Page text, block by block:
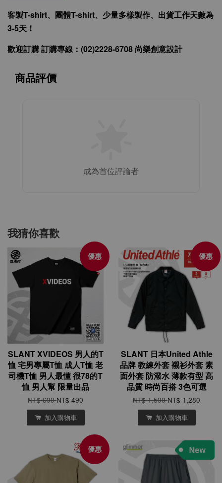
客製T-shirt、團體T-shirt、少量多樣製作、出貨工作天數為
3-5天！
歡迎訂購 訂購專線：(02)2228-6708 尚樂創意設計
商品評價
成為首位評論者
我猜你喜歡
優惠
SLANT XVIDEOS 男人的T
恤 宅男專屬T恤 成人T恤 老
司機T恤 男人最懂 很78的T
恤 男人幫 限量出品
NT$ 699NT$ 490
加入購物車
優惠
SLANT 日本United Athle
品牌 教練外套 襯衫外套 素
面外套 防潑水 薄款有型 高
品質 時尚百搭 3色可選
NT$ 1,590NT$ 1,280
加入購物車
優惠